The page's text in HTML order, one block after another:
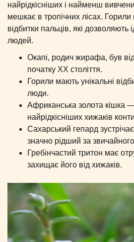
найрідкісніших і найменш
мешкає в тропічних лісах. Горили
відбитки пальців, які дозволяють
людей.
Окапі, родич жирафа, був
початку XX століття.
Горили мають унікальні
люди.
Африканська золота кішка
найрідкісніших хижаків
Сахарський гепард
значно рідший за
Гребінчастий тритон має
захищає його від хижаків.